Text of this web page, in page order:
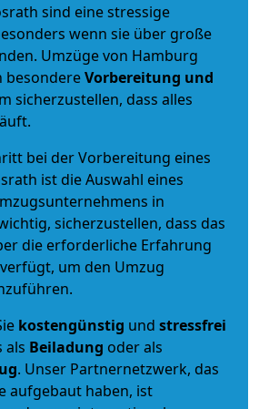
sind eine stressige
wenn sie über große
Umzüge von Hamburg
besondereVorbereitung und
sicherzustellen, dass alles
bei der Vorbereitung eines
ist die Auswahl eines
in
sicherzustellen, dass das
die erforderliche Erfahrung
um den Umzug
kostengünstig und stressfrei
als Beiladung oder als
. Unser Partnernetzwerk, das
aufgebaut haben, ist